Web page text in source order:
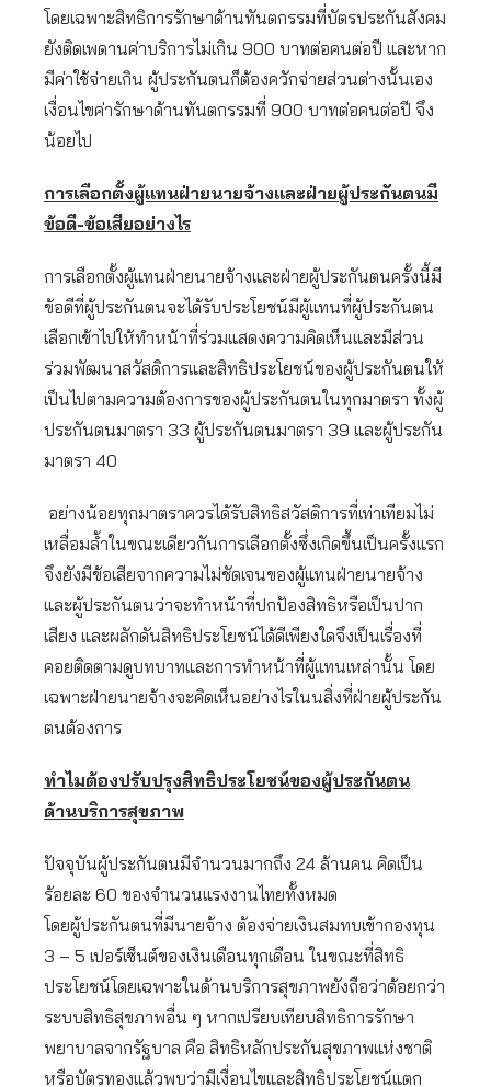
โดยเฉพาะสิทธิการรักษาด้านทันตกรรมที่บัตรประกันสังคม
ยังติดเพดานค่าบริการไม่เกิน 900 บาทต่อคนต่อปี และหาก
มีค่าใช้จ่ายเกิน ผู้ประกันตนก็ต้องควักจ่ายส่วนต่างนั้นเอง
เงื่อนไขค่ารักษาด้านทันตกรรมที่ 900 บาทต่อคนต่อปี จึง
น้อยไป
การเลือกตั้งผู้แทนฝ่ายนายจ้างและฝ่ายผู้ประกันตนมี
ข้อดี-ข้อเสียอย่างไร
การเลือกตั้งผู้แทนฝ่ายนายจ้างและฝ่ายผู้ประกันตนครั้งนี้มี
ข้อดีที่ผู้ประกันตนจะได้รับประโยชน์มีผู้แทนที่ผู้ประกันตน
เลือกเข้าไปให้ทำหน้าที่ร่วมแสดงความคิดเห็นและมีส่วน
ร่วมพัฒนาสวัสดิการและสิทธิประโยชน์ของผู้ประกันตนให้
เป็นไปตามความต้องการของผู้ประกันตนในทุกมาตรา ทั้งผู้
ประกันตนมาตรา 33 ผู้ประกันตนมาตรา 39 และผู้ประกัน
มาตรา 40
อย่างน้อยทุกมาตราควรได้รับสิทธิสวัสดิการที่เท่าเทียมไม่
เหลื่อมล้ำในขณะเดียวกันการเลือกตั้งซึ่งเกิดขึ้นเป็นครั้งแรก
จึงยังมีข้อเสียจากความไม่ชัดเจนของผู้แทนฝ่ายนายจ้าง
และผู้ประกันตนว่าจะทำหน้าที่ปกป้องสิทธิหรือเป็นปาก
เสียง และผลักดันสิทธิประโยชน์ได้ดีเพียงใดจึงเป็นเรื่องที่
คอยติดตามดูบทบาทและการทำหน้าที่ผู้แทนเหล่านั้น โดย
เฉพาะฝ่ายนายจ้างจะคิดเห็นอย่างไรในนสิ่งที่ฝ่ายผู้ประกัน
ตนต้องการ
ทำไมต้องปรับปรุงสิทธิประโยชน์ของผู้ประกันตน
ด้านบริการสุขภาพ
ปัจจุบันผู้ประกันตนมีจำนวนมากถึง 24 ล้านคน คิดเป็น
ร้อยละ 60 ของจำนวนแรงงานไทยทั้งหมด
โดยผู้ประกันตนที่มีนายจ้าง ต้องจ่ายเงินสมทบเข้ากองทุน
3 – 5 เปอร์เซ็นต์ของเงินเดือนทุกเดือน ในขณะที่สิทธิ
ประโยชน์โดยเฉพาะในด้านบริการสุขภาพยังถือว่าด้อยกว่า
ระบบสิทธิสุขภาพอื่น ๆ หากเปรียบเทียบสิทธิการรักษา
พยาบาลจากรัฐบาล คือ สิทธิหลักประกันสุขภาพแห่งชาติ
หรือบัตรทองแล้วพบว่ามีเงื่อนไขและสิทธิประโยชน์แตก